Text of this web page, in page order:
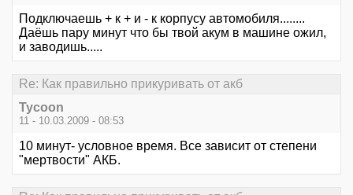
Подключаешь + к + и - к корпусу автомобиля........
Даёшь пару минут что бы твой акум в машине ожил,
и заводишь.....
Re: Как правильно прикуривать от акб
Tycoon
11 - 10.03.2009 - 08:53
10 минут- условное время. Все зависит от степени
"мертвости" АКБ.